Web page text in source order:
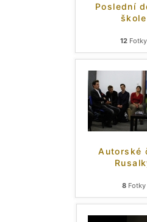
Poslední
škole
12 Fotky
Autorské
8Fotky